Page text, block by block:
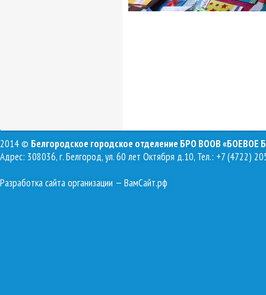
2014 © Белгородское городское отделение БРО ВООВ «БОЕВОЕ
Адрес: 308036, г. Белгород, ул. 60 лет Октября д.10, Тел.: +7 (4722)
Разработка сайта организации — ВамСайт.рф